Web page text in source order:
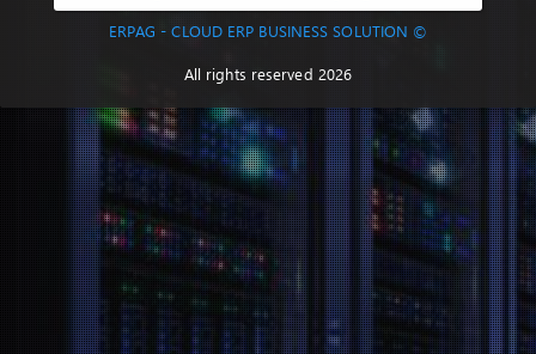
© ERPAG - CLOUD ERP BUSINESS SOLUTION
All rights reserved 2026